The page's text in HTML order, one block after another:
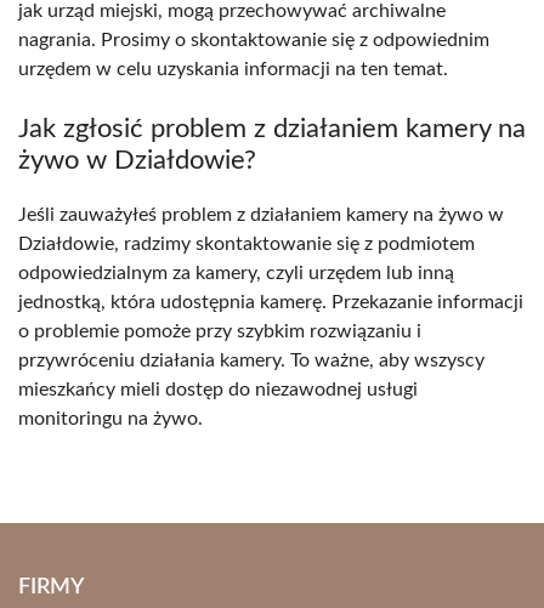
jak urząd miejski, mogą przechowywać archiwalne
nagrania. Prosimy o skontaktowanie się z odpowiednim
urzędem w celu uzyskania informacji na ten temat.
Jak zgłosić problem z działaniem kamery na
żywo w Działdowie?
Jeśli zauważyłeś problem z działaniem kamery na żywo w
Działdowie, radzimy skontaktowanie się z podmiotem
odpowiedzialnym za kamery, czyli urzędem lub inną
jednostką, która udostępnia kamerę. Przekazanie informacji
o problemie pomoże przy szybkim rozwiązaniu i
przywróceniu działania kamery. To ważne, aby wszyscy
mieszkańcy mieli dostęp do niezawodnej usługi
monitoringu na żywo.
FIRMY